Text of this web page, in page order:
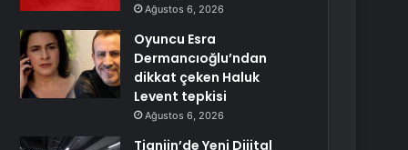
Ağustos 6, 2026
Oyuncu Esra
Dermancıoğlu’ndan
dikkat çeken Haluk
Levent tepkisi
Ağustos 6, 2026
Tianjin’de Yeni Dijital